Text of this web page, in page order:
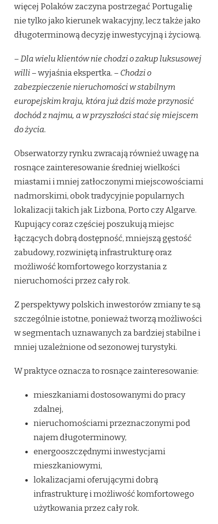
więcej Polaków zaczyna postrzegać Portugalię
nie tylko jako kierunek wakacyjny, lecz także jako
długoterminową decyzję inwestycyjną i życiową.
–Dla wielu klientów nie chodzi o zakup luksusowej
willi– wyjaśnia ekspertka. – Chodzi o
zabezpieczenie nieruchomości w stabilnym
europejskim kraju, która już dziś może przynosić
dochód z najmu, a w przyszłości stać się miejscem
do życia.
Obserwatorzy rynku zwracają również uwagę na
rosnące zainteresowanie średniej wielkości
miastami i mniej zatłoczonymi miejscowościami
nadmorskimi, obok tradycyjnie popularnych
lokalizacji takich jak Lizbona, Porto czy Algarve.
Kupujący coraz częściej poszukują miejsc
łączących dobrą dostępność, mniejszą gęstość
zabudowy, rozwiniętą infrastrukturę oraz
możliwość komfortowego korzystania z
nieruchomości przez cały rok.
Z perspektywy polskich inwestorów zmiany te są
szczególnie istotne, ponieważ tworzą możliwości
w segmentach uznawanych za bardziej stabilne i
mniej uzależnione od sezonowej turystyki.
W praktyce oznacza to rosnące zainteresowanie:
mieszkaniami dostosowanymi do pracy
zdalnej,
nieruchomościami przeznaczonymi pod
najem długoterminowy,
energooszczędnymi inwestycjami
mieszkaniowymi,
lokalizacjami oferującymi dobrą
infrastrukturę i możliwość komfortowego
użytkowania przez cały rok.